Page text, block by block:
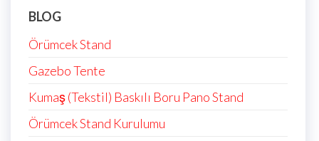
BLOG
Örümcek Stand
Gazebo Tente
Kumaş (Tekstil) Baskılı Boru Pano Stand
Örümcek Stand Kurulumu